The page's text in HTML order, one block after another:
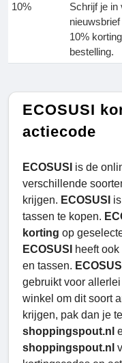
10%
Schrijf je in
10%
bestelling.
ECOSUSI
actiecode
ECOSUSI is de
verschillende
krijgen. ECOSUSI
tassen te kopen.
korting op
ECOSUSI
heeft
en tassen. ECOSUSI
gebruikt voor
winkel om dit soort
krijgen, pak dan je
shoppingspout.nl
shoppingspout.nl